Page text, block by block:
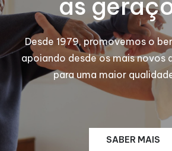
as
Desde 1979, promovemos o
apoiando desde os mais novos
para uma maior
SABER MAIS